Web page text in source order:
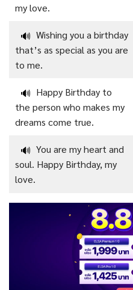
my love.
🔊 Wishing you a birthday
that’s as special as you are
to me.
🔊 Happy Birthday to
the person who makes my
dreams come true.
🔊 You are my heart and
soul. Happy Birthday, my
love.